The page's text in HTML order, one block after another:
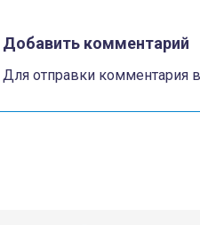
Добавить комментарий
Для отправки комментария